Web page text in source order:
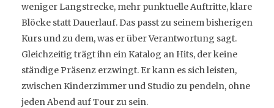
weniger Langstrecke, mehr punktuelle Auftritte, klare
Blöcke statt Dauerlauf. Das passt zu seinem bisherigen
Kurs und zu dem, was er über Verantwortung sagt.
Gleichzeitig trägt ihn ein Katalog an Hits, der keine
ständige Präsenz erzwingt. Er kann es sich leisten,
zwischen Kinderzimmer und Studio zu pendeln, ohne
jeden Abend auf Tour zu sein.